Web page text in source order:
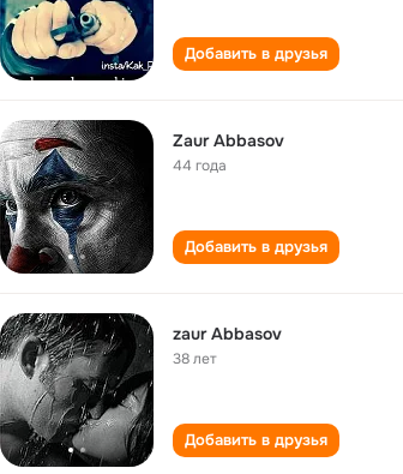
Добавить в друзья
Zaur Abbasov
44 года
Добавить в друзья
zaur Abbasov
38 лет
Добавить в друзья